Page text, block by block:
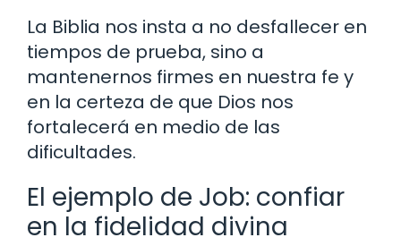
La Biblia nos insta a no desfallecer en
tiempos de prueba, sino a
mantenernos firmes en nuestra fe y
en la certeza de que Dios nos
fortalecerá en medio de las
dificultades.
El ejemplo de Job: confiar
en la fidelidad divina